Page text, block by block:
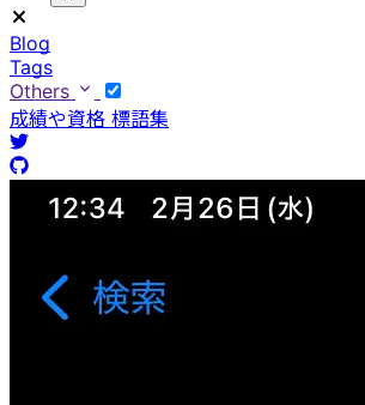
Blog
Tags
Others
成績や資格 標語集